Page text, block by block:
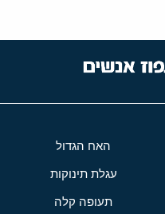
האח הגדול
עגלת תינוקות
תעופה קלה